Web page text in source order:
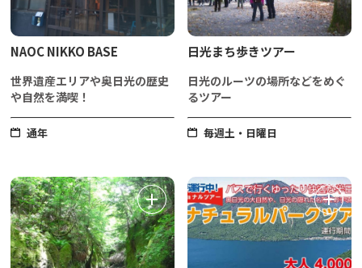
NAOC NIKKO BASE
世界遺産エリアや奥日光の歴史
や自然を満喫！
通年
日光まち歩きツアー
日光のルーツの場所などをめぐ
るツアー
毎週土・日曜日